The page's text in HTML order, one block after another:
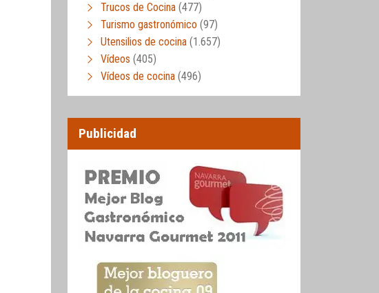
Trucos de Cocina (477)
Turismo gastronómico (97)
Utensilios de cocina (1.657)
Vídeos (405)
Vídeos de cocina (496)
Publicidad